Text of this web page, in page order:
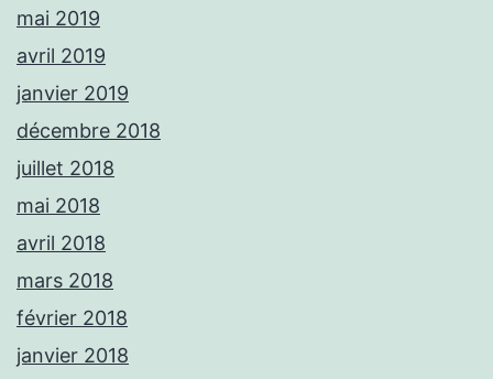
mai 2019
avril 2019
janvier 2019
décembre 2018
juillet 2018
mai 2018
avril 2018
mars 2018
février 2018
janvier 2018